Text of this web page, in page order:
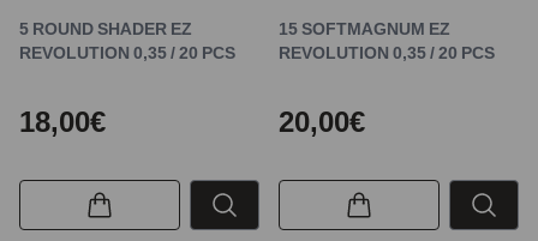
5 ROUND SHADER EZ
REVOLUTION 0,35 / 20 PCS
18,00€
15 SOFTMAGNUM EZ
REVOLUTION 0,35 / 20 PCS
20,00€